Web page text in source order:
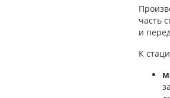
часть
и
К